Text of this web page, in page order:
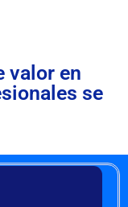
valor en
se